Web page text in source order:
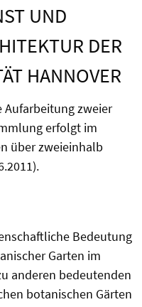
UND
DER
HANNOVER
zweier
erfolgt im
über zweieinhalb
Bedeutung
Garten im
anderen bedeutenden
botanischen Gärten